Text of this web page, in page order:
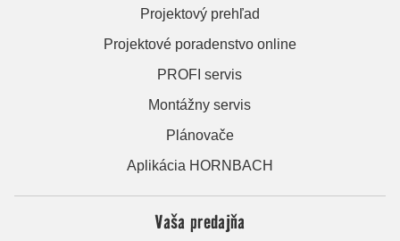
Projektový prehľad
Projektové poradenstvo online
PROFI servis
Montážny servis
Plánovače
Aplikácia HORNBACH
Vaša predajňa